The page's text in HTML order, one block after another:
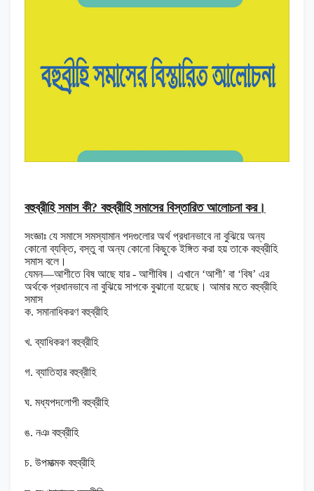
বহুব্রীহি সমাস কী? বহুব্রীহি সমাসের বিস্তারিত আলোচনা কর।
সংজ্ঞাঃ যে সমাসে সমস্যামান পদগুলোর অর্থ প্রধানভাবে না বুঝিয়ে অন্য
কোনো ব্যক্তি, বস্তু বা অন্য কোনো কিছুকে ইঙ্গিত করা হয় তাকে বহুব্রীহি
সমাস বলে।
যেমন—আশীতে বিষ আছে যার - আশীবিষ। এখানে ‘আশী’ বা ‘বিষ’ এর
অর্থকে প্রধানভাবে না বুঝিয়ে সাপকে বুঝানো হয়েছে। আমার মতে বহুব্রীহি
সমাস
ক. সমানাধিকরণ বহুব্রীহি
খ. ব্যাধিকরণ বহুব্রীহি
গ. ব্যাতিহার বহুব্রীহি
ঘ. মধ্যপদলোপী বহুব্রীহি
ঙ. নঞ বহুব্রীহি
চ. উপমাত্মক বহুব্রীহি